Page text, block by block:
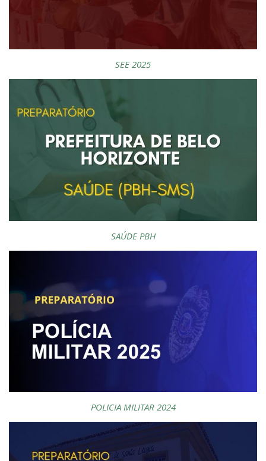
SEE 2025
SAÚDE PBH
POLICIA MILITAR 2024